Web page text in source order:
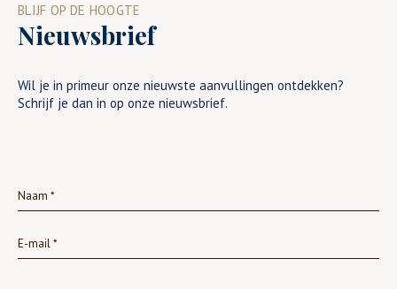
BLIJF OP DE HOOGTE
Nieuwsbrief
Wil je in primeur onze nieuwste aanvullingen ontdekken?
Schrijf je dan in op onze nieuwsbrief.